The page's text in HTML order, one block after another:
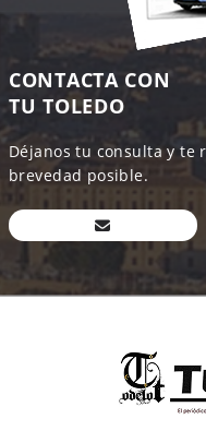
CONTACTA CON
TU TOLEDO
Déjanos tu consulta y te
brevedad posible.